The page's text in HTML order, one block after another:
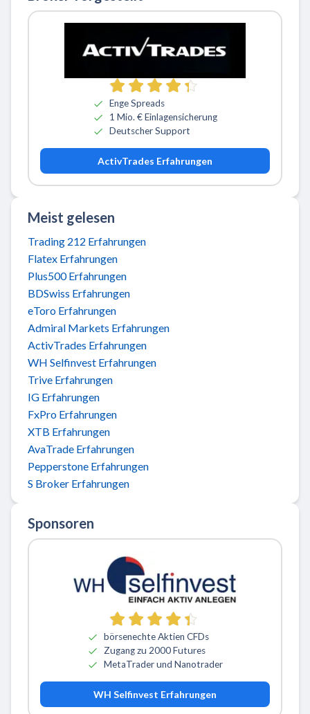
Zu ActivTrades
Enge Spreads
1 Mio. € Einlagensicherung
Deutscher Support
ActivTrades Erfahrungen
Meist gelesen
Trading 212 Erfahrungen
Flatex Erfahrungen
Plus500 Erfahrungen
BDSwiss Erfahrungen
eToro Erfahrungen
Admiral Markets Erfahrungen
ActivTrades Erfahrungen
WH Selfinvest Erfahrungen
Trive Erfahrungen
IG Erfahrungen
FxPro Erfahrungen
XTB Erfahrungen
AvaTrade Erfahrungen
Pepperstone Erfahrungen
S Broker Erfahrungen
Sponsoren
börsenechte Aktien CFDs
Zugang zu 2000 Futures
MetaTrader und Nanotrader
WH Selfinvest Erfahrungen